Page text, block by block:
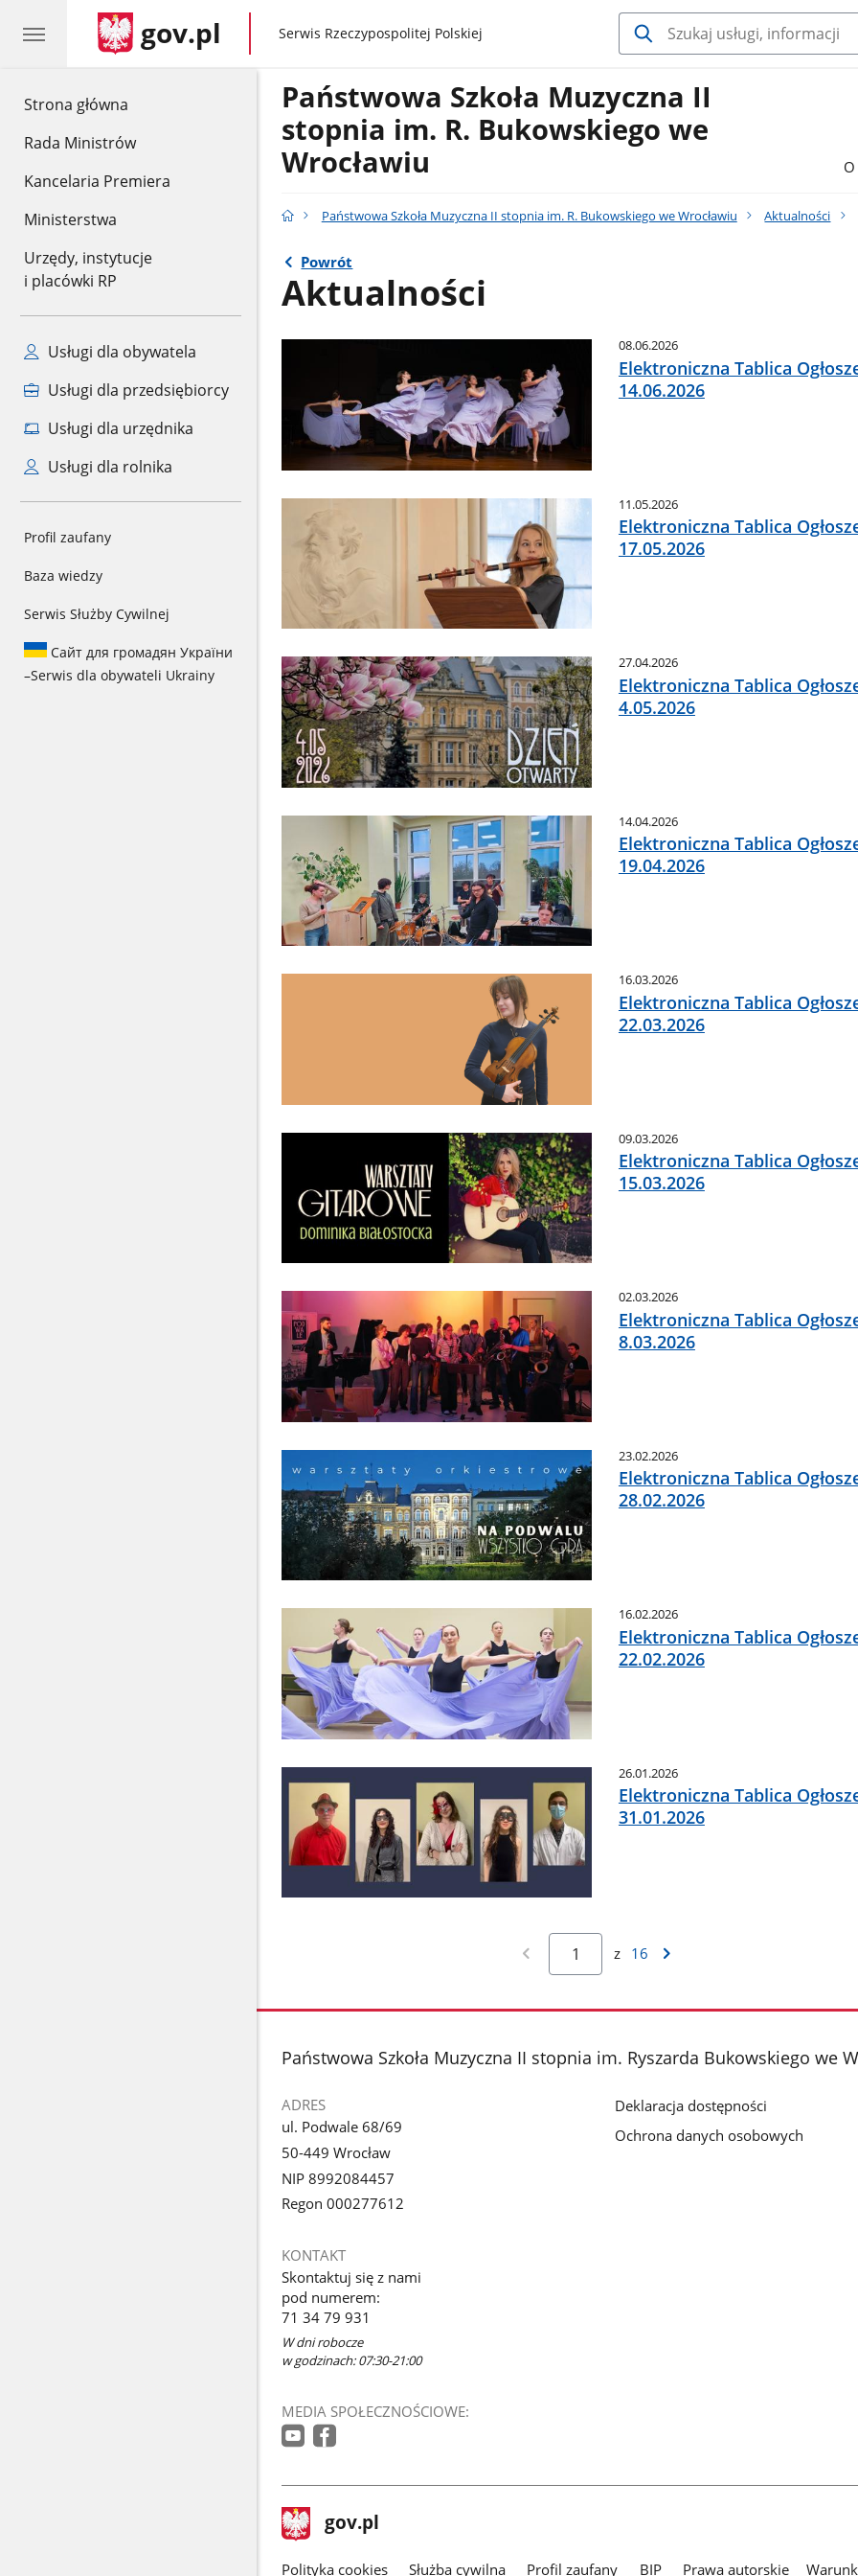
Strona główna
Rada Ministrów
Kancelaria Premiera
Ministerstwa
Urzędy, instytucje
i placówki RP
Usługi dla obywatela
Usługi dla przedsiębiorcy
Usługi dla urzędnika
Usługi dla rolnika
Profil zaufany
Baza wiedzy
Serwis Służby Cywilnej
Сайт для громадян України
–Serwis dla obywateli Ukrainy
gov.pl gov.pl
Serwis Rzeczypospolitej Polskiej
Państwowa Szkoła Muzyczna II
stopnia im. R. Bukowskiego we
Wrocławiu
Państwowa Szkoła Muzyczna II stopnia im. R. Bukowskiego we Wrocławiu Aktualności
Powrót
Aktualności
08.06.2026
Elektroniczna Tablica
14.06.2026
11.05.2026
Elektroniczna Tablica
17.05.2026
27.04.2026
Elektroniczna Tablica
4.05.2026
14.04.2026
Elektroniczna Tablica
19.04.2026
16.03.2026
Elektroniczna Tablica
22.03.2026
09.03.2026
Elektroniczna Tablica
15.03.2026
02.03.2026
Elektroniczna Tablica
8.03.2026
23.02.2026
Elektroniczna Tablica
28.02.2026
16.02.2026
Elektroniczna Tablica
22.02.2026
26.01.2026
Elektroniczna Tablica
31.01.2026
z 16
stopka
Państwowa Szkoła Muzyczna II stopnia im. Ryszarda Bukowskiego we
ADRES
ul. Podwale 68/69
50-449 Wrocław
NIP 8992084457
Regon 000277612
KONTAKT
Skontaktuj się z nami
pod numerem:
71 34 79 931
W dni robocze
w godzinach: 07:30-21:00
MEDIA SPOŁECZNOŚCIOWE:
Deklaracja dostępności
Ochrona danych osobowych
stopka
gov.pl Strona
gov.pl
Polityka cookies Służba cywilna Profil zaufany BIP Prawa autorskie